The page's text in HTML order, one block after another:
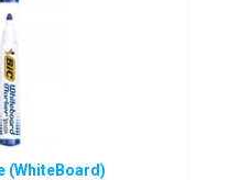
(WhiteBoard)